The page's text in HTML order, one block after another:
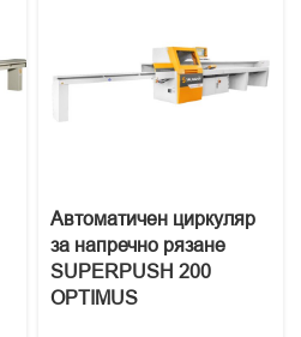
Автоматичен циркуляр
за напречно рязане
SUPERPUSH 200
OPTIMUS